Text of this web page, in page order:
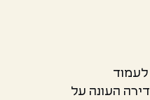
לעמוד
העונה על